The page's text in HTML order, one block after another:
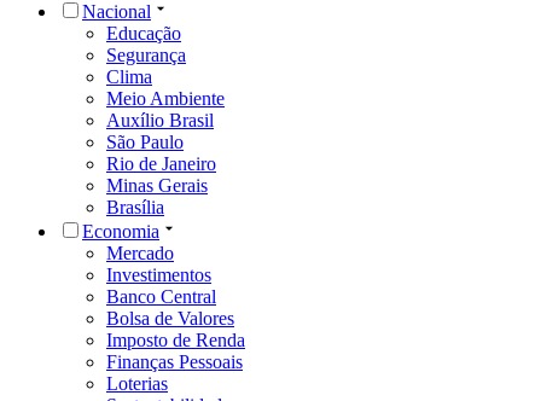
Nacional
Educação
Segurança
Clima
Meio Ambiente
Auxílio Brasil
São Paulo
Rio de Janeiro
Minas Gerais
Brasília
Economia
Mercado
Investimentos
Banco Central
Bolsa de Valores
Imposto de Renda
Finanças Pessoais
Loterias